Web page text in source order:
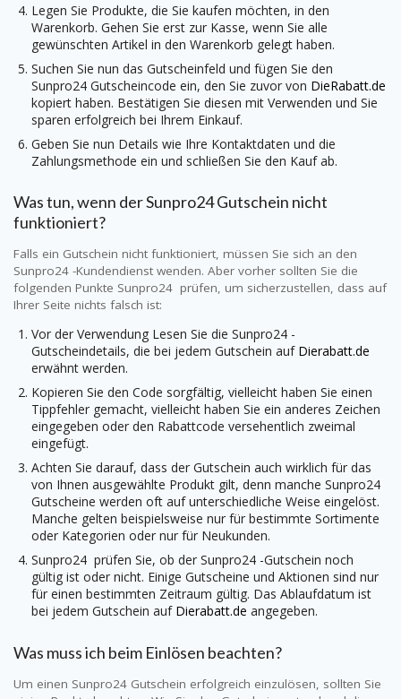
Legen Sie Produkte, die Sie kaufen möchten, in den
Warenkorb. Gehen Sie erst zur Kasse, wenn Sie alle
gewünschten Artikel in den Warenkorb gelegt haben.
Suchen Sie nun das Gutscheinfeld und fügen Sie den
Sunpro24 Gutscheincode ein, den Sie zuvor von DieRabatt.de
kopiert haben. Bestätigen Sie diesen mit Verwenden und Sie
sparen erfolgreich bei Ihrem Einkauf.
Geben Sie nun Details wie Ihre Kontaktdaten und die
Zahlungsmethode ein und schließen Sie den Kauf ab.
Was tun, wenn derSunpro24Gutschein nicht
funktioniert?
Falls ein Gutschein nicht funktioniert, müssen Sie sich an den
Sunpro24 -Kundendienst wenden. Aber vorher sollten Sie die
folgenden Punkte Sunpro24 prüfen, um sicherzustellen, dass auf
Ihrer Seite nichts falsch ist:
Vor der Verwendung Lesen Sie die Sunpro24 -
Gutscheindetails, die bei jedem Gutschein auf Dierabatt.de
erwähnt werden.
Kopieren Sie den Code sorgfältig, vielleicht haben Sie einen
Tippfehler gemacht, vielleicht haben Sie ein anderes Zeichen
eingegeben oder den Rabattcode versehentlich zweimal
eingefügt.
Achten Sie darauf, dass der Gutschein auch wirklich für das
von Ihnen ausgewählte Produkt gilt, denn manche Sunpro24
Gutscheine werden oft auf unterschiedliche Weise eingelöst.
Manche gelten beispielsweise nur für bestimmte Sortimente
oder Kategorien oder nur für Neukunden.
Sunpro24 prüfen Sie, ob der Sunpro24 -Gutschein noch
gültig ist oder nicht. Einige Gutscheine und Aktionen sind nur
für einen bestimmten Zeitraum gültig. Das Ablaufdatum ist
bei jedem Gutschein auf Dierabatt.de angegeben.
Was muss ich beim Einlösen beachten?
Um einen Sunpro24 Gutschein erfolgreich einzulösen, sollten Sie